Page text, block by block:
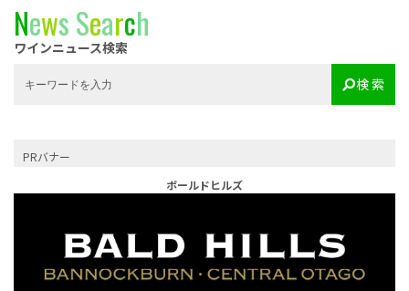
NewsSearch
ワインニュース検索
検 索
PRバナー
ボールドヒルズ